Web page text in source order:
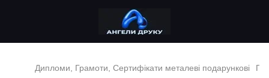
Дипломи, Грамоти, Сертифікати металеві подарункові